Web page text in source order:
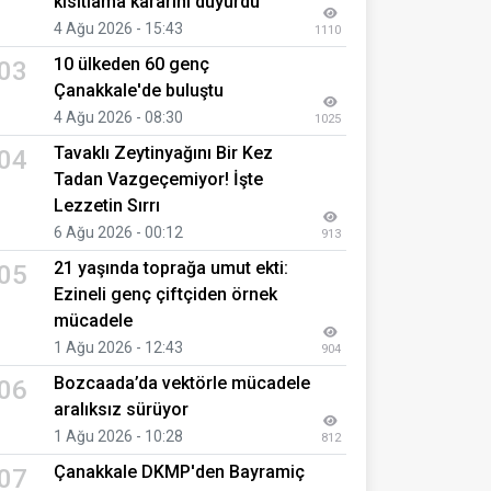
4 Ağu 2026 - 15:43 1110
10 ülkeden 60 genç
Çanakkale'de buluştu
4 Ağu 2026 - 08:30 1025
Tavaklı Zeytinyağını Bir Kez
Tadan Vazgeçemiyor! İşte
Lezzetin Sırrı
6 Ağu 2026 - 00:12 913
21 yaşında toprağa umut ekti:
Ezineli genç çiftçiden örnek
mücadele
1 Ağu 2026 - 12:43 904
Bozcaada’da vektörle mücadele
aralıksız sürüyor
1 Ağu 2026 - 10:28 812
Çanakkale DKMP'den Bayramiç